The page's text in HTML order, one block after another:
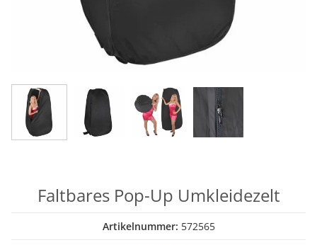
Faltbares Pop-Up Umkleidezelt
Artikelnummer: 572565